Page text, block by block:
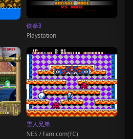
铁拳3
Playstation
雪人兄弟
NES / Famicom(FC)